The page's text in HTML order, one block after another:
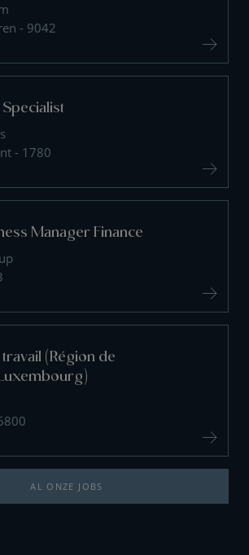
- 9042
- 1780
Manager Finance
(Région de
AL ONZE JOBS